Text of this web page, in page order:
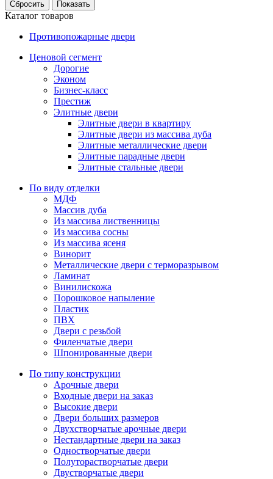
Каталог товаров
Противопожарные двери
Ценовой сегмент
Дорогие
Эконом
Бизнес-класс
Престиж
Элитные двери
Элитные двери в квартиру
Элитные двери из массива дуба
Элитные металлические двери
Элитные парадные двери
Элитные стальные двери
По виду отделки
МДФ
Массив дуба
Из массива лиственницы
Из массива сосны
Из массива ясеня
Винорит
Металлические двери с терморазрывом
Ламинат
Винилискожа
Порошковое напыление
Пластик
ПВХ
Двери с резьбой
Филенчатые двери
Шпонированные двери
По типу конструкции
Арочные двери
Входные двери на заказ
Высокие двери
Двери больших размеров
Двухстворчатые арочные двери
Нестандартные двери на заказ
Одностворчатые двери
Полуторастворчатые двери
Двустворчатые двери